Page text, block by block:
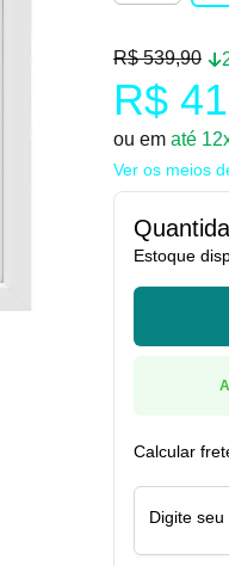
R$ 539,90
R$
ou em até
Ver os meios
Estoque
Calcular
Digite seu